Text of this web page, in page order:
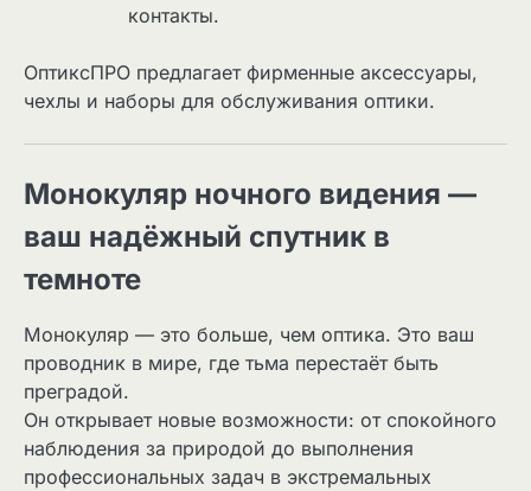
контакты.
ОптиксПРО предлагает фирменные аксессуары,
чехлы и наборы для обслуживания оптики.
Монокуляр ночного видения —
ваш надёжный спутник в
темноте
Монокуляр — это больше, чем оптика. Это ваш
проводник в мире, где тьма перестаёт быть
преградой.
Он открывает новые возможности: от спокойного
наблюдения за природой до выполнения
профессиональных задач в экстремальных